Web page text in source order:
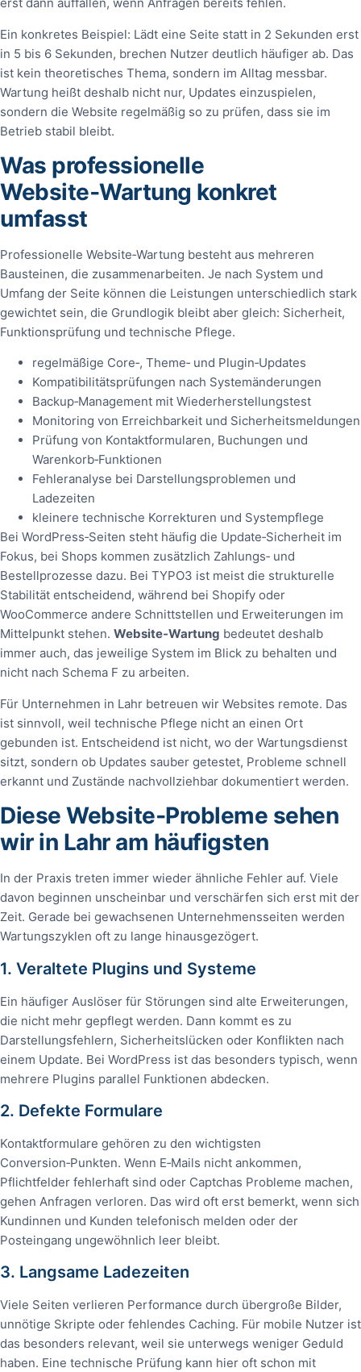
Ein konkretes Beispiel: Lädt eine Seite statt in 2 Sekunden erst
in 5 bis 6 Sekunden, brechen Nutzer deutlich häufiger ab. Das
ist kein theoretisches Thema, sondern im Alltag messbar.
Wartung heißt deshalb nicht nur, Updates einzuspielen,
sondern die Website regelmäßig so zu prüfen, dass sie im
Betrieb stabil bleibt.
Was professionelle
Website‑Wartung konkret
umfasst
Professionelle Website‑Wartung besteht aus mehreren
Bausteinen, die zusammenarbeiten. Je nach System und
Umfang der Seite können die Leistungen unterschiedlich stark
gewichtet sein, die Grundlogik bleibt aber gleich: Sicherheit,
Funktionsprüfung und technische Pflege.
regelmäßige Core‑, Theme‑ und Plugin‑Updates
Kompatibilitätsprüfungen nach Systemänderungen
Backup‑Management mit Wiederherstellungstest
Monitoring von Erreichbarkeit und Sicherheitsmeldungen
Prüfung von Kontaktformularen, Buchungen und
Warenkorb‑Funktionen
Fehleranalyse bei Darstellungsproblemen und
Ladezeiten
kleinere technische Korrekturen und Systempflege
Bei WordPress‑Seiten steht häufig die Update‑Sicherheit im
Fokus, bei Shops kommen zusätzlich Zahlungs‑ und
Bestellprozesse dazu. Bei TYPO3 ist meist die strukturelle
Stabilität entscheidend, während bei Shopify oder
WooCommerce andere Schnittstellen und Erweiterungen im
Mittelpunkt stehen. Website‑Wartung bedeutet deshalb
immer auch, das jeweilige System im Blick zu behalten und
nicht nach Schema F zu arbeiten.
Für Unternehmen in Lahr betreuen wir Websites remote. Das
ist sinnvoll, weil technische Pflege nicht an einen Ort
gebunden ist. Entscheidend ist nicht, wo der Wartungsdienst
sitzt, sondern ob Updates sauber getestet, Probleme schnell
erkannt und Zustände nachvollziehbar dokumentiert werden.
Diese Website‑Probleme sehen
wir in Lahr am häufigsten
In der Praxis treten immer wieder ähnliche Fehler auf. Viele
davon beginnen unscheinbar und verschärfen sich erst mit der
Zeit. Gerade bei gewachsenen Unternehmensseiten werden
Wartungszyklen oft zu lange hinausgezögert.
1. Veraltete Plugins und Systeme
Ein häufiger Auslöser für Störungen sind alte Erweiterungen,
die nicht mehr gepflegt werden. Dann kommt es zu
Darstellungsfehlern, Sicherheitslücken oder Konflikten nach
einem Update. Bei WordPress ist das besonders typisch, wenn
mehrere Plugins parallel Funktionen abdecken.
2. Defekte Formulare
Kontaktformulare gehören zu den wichtigsten
Conversion‑Punkten. Wenn E‑Mails nicht ankommen,
Pflichtfelder fehlerhaft sind oder Captchas Probleme machen,
gehen Anfragen verloren. Das wird oft erst bemerkt, wenn sich
Kundinnen und Kunden telefonisch melden oder der
Posteingang ungewöhnlich leer bleibt.
3. Langsame Ladezeiten
Viele Seiten verlieren Performance durch übergroße Bilder,
unnötige Skripte oder fehlendes Caching. Für mobile Nutzer ist
das besonders relevant, weil sie unterwegs weniger Geduld
haben. Eine technische Prüfung kann hier oft schon mit